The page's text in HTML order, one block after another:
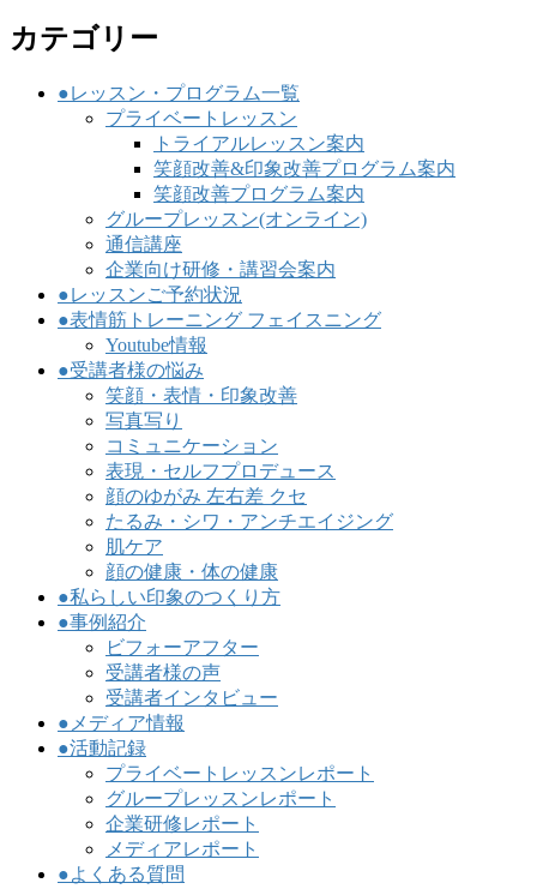
カテゴリー
●レッスン・プログラム一覧
プライベートレッスン
トライアルレッスン案内
笑顔改善&印象改善プログラム案内
笑顔改善プログラム案内
グループレッスン(オンライン)
通信講座
企業向け研修・講習会案内
●レッスンご予約状況
●表情筋トレーニング フェイスニング
Youtube情報
●受講者様の悩み
笑顔・表情・印象改善
写真写り
コミュニケーション
表現・セルフプロデュース
顔のゆがみ 左右差 クセ
たるみ・シワ・アンチエイジング
肌ケア
顔の健康・体の健康
●私らしい印象のつくり方
●事例紹介
ビフォーアフター
受講者様の声
受講者インタビュー
●メディア情報
●活動記録
プライベートレッスンレポート
グループレッスンレポート
企業研修レポート
メディアレポート
●よくある質問